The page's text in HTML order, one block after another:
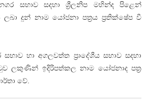
සභාව සදහා ශ්‍රීලනිප මහින්ද පිළෙන්
දුන් නාම යෝජනා පත්‍රය ප්‍රතික්ෂේප වී
හා අගලවත්ත ප්‍රාදේශීය සභාව සදහා
ලකුණින් ඉදිරිපත්කල නාම යෝජනාද පත්‍ර
වේ.